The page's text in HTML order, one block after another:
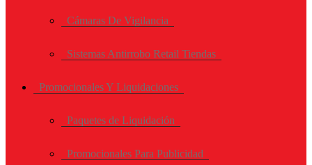
Cámaras De Vigilancia
Sistemas Antirrobo Retail Tiendas
Promocionales Y Liquidaciones
Paquetes de Liquidación
Promocionales Para Publicidad